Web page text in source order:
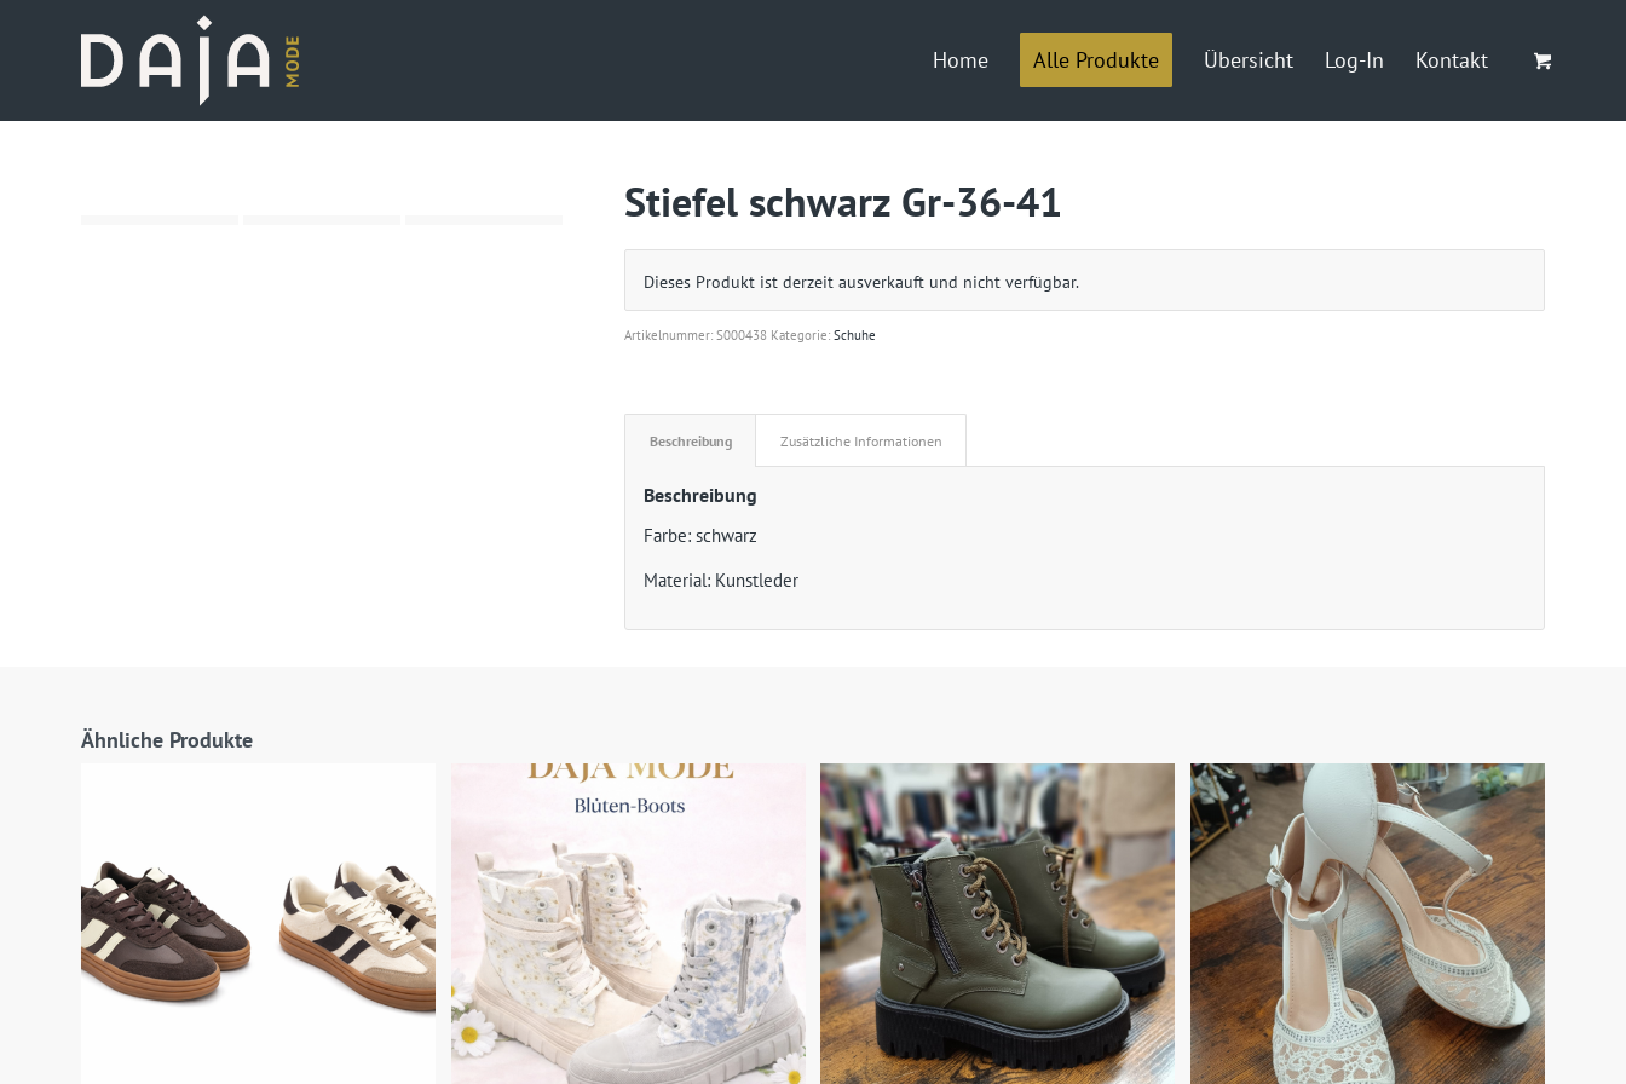
Home Alle Produkte Übersicht Log-In Kontakt
Stiefel schwarz Gr-36-41
Dieses Produkt ist derzeit ausverkauft und nicht verfügbar.
Artikelnummer:S000438 Kategorie:Schuhe
Beschreibung Zusätzliche Informationen
Beschreibung
Farbe: schwarz
Material: Kunstleder
Ähnliche Produkte